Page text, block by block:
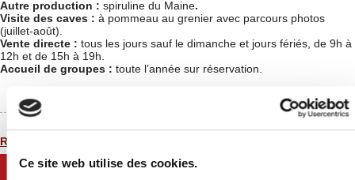
Ce site web utilise des cookies.
Autre production : spiruline du Maine.
Visite des caves : à pommeau au grenier avec parcours photos
(juillet-août).
Vente directe : tous les jours sauf le dimanche et jours fériés, de 9h à
12h et de 15h à 19h.
Accueil de groupes : toute l’année sur réservation.
Retour à la liste